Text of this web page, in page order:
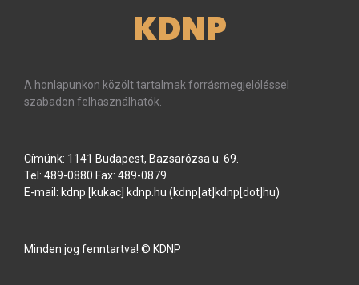
KDNP
A honlapunkon közölt tartalmak forrásmegjelöléssel
szabadon felhasználhatók.
Címünk: 1141 Budapest, Bazsarózsa u. 69.
Tel: 489-0880 Fax: 489-0879
E-mail: kdnp [kukac] kdnp.hu (kdnp[at]kdnp[dot]hu)
Minden jog fenntartva! © KDNP